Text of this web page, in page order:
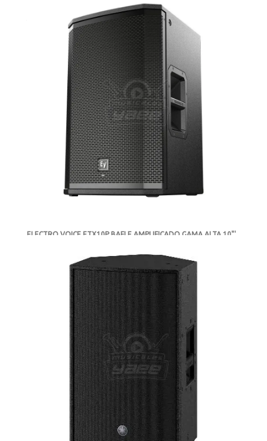
Contactanos para informes de
ELECTRO VOICE ETX10P BAFLE AMPLIFICADO GAMA ALTA 10"'
MXN $35,227